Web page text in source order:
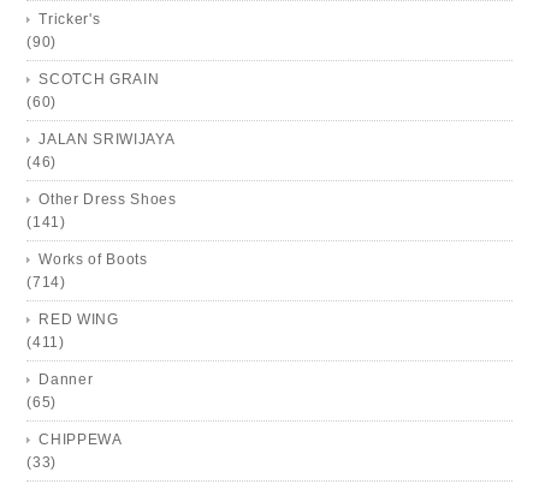
Tricker's
(90)
SCOTCH GRAIN
(60)
JALAN SRIWIJAYA
(46)
Other Dress Shoes
(141)
Works of Boots
(714)
RED WING
(411)
Danner
(65)
CHIPPEWA
(33)